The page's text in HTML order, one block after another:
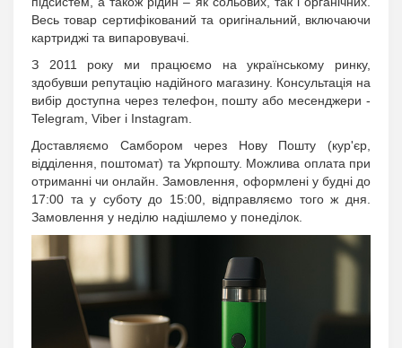
Весь товар сертифікований та оригінальний, включаючи
картриджі та випаровувачі.
З 2011 року ми працюємо на українському ринку,
здобувши репутацію надійного магазину. Консультація на
вибір доступна через телефон, пошту або месенджери -
Telegram, Viber і Instagram.
Доставляємо Самбором через Нову Пошту (кур'єр,
відділення, поштомат) та Укрпошту. Можлива оплата при
отриманні чи онлайн. Замовлення, оформлені у будні до
17:00 та у суботу до 15:00, відправляємо того ж дня.
Замовлення у неділю надішлемо у понеділок.